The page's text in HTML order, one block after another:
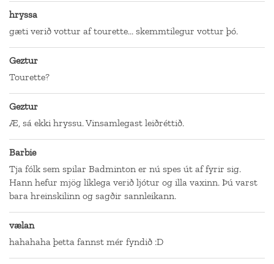
hryssa
gæti verið vottur af tourette... skemmtilegur vottur þó.
Geztur
Tourette?
Geztur
Æ, sá ekki hryssu. Vinsamlegast leiðréttið.
Barbie
Tja fólk sem spilar Badminton er nú spes út af fyrir sig.
Hann hefur mjög líklega verið ljótur og illa vaxinn. Þú varst
bara hreinskilinn og sagðir sannleikann.
vælan
hahahaha þetta fannst mér fyndið :D